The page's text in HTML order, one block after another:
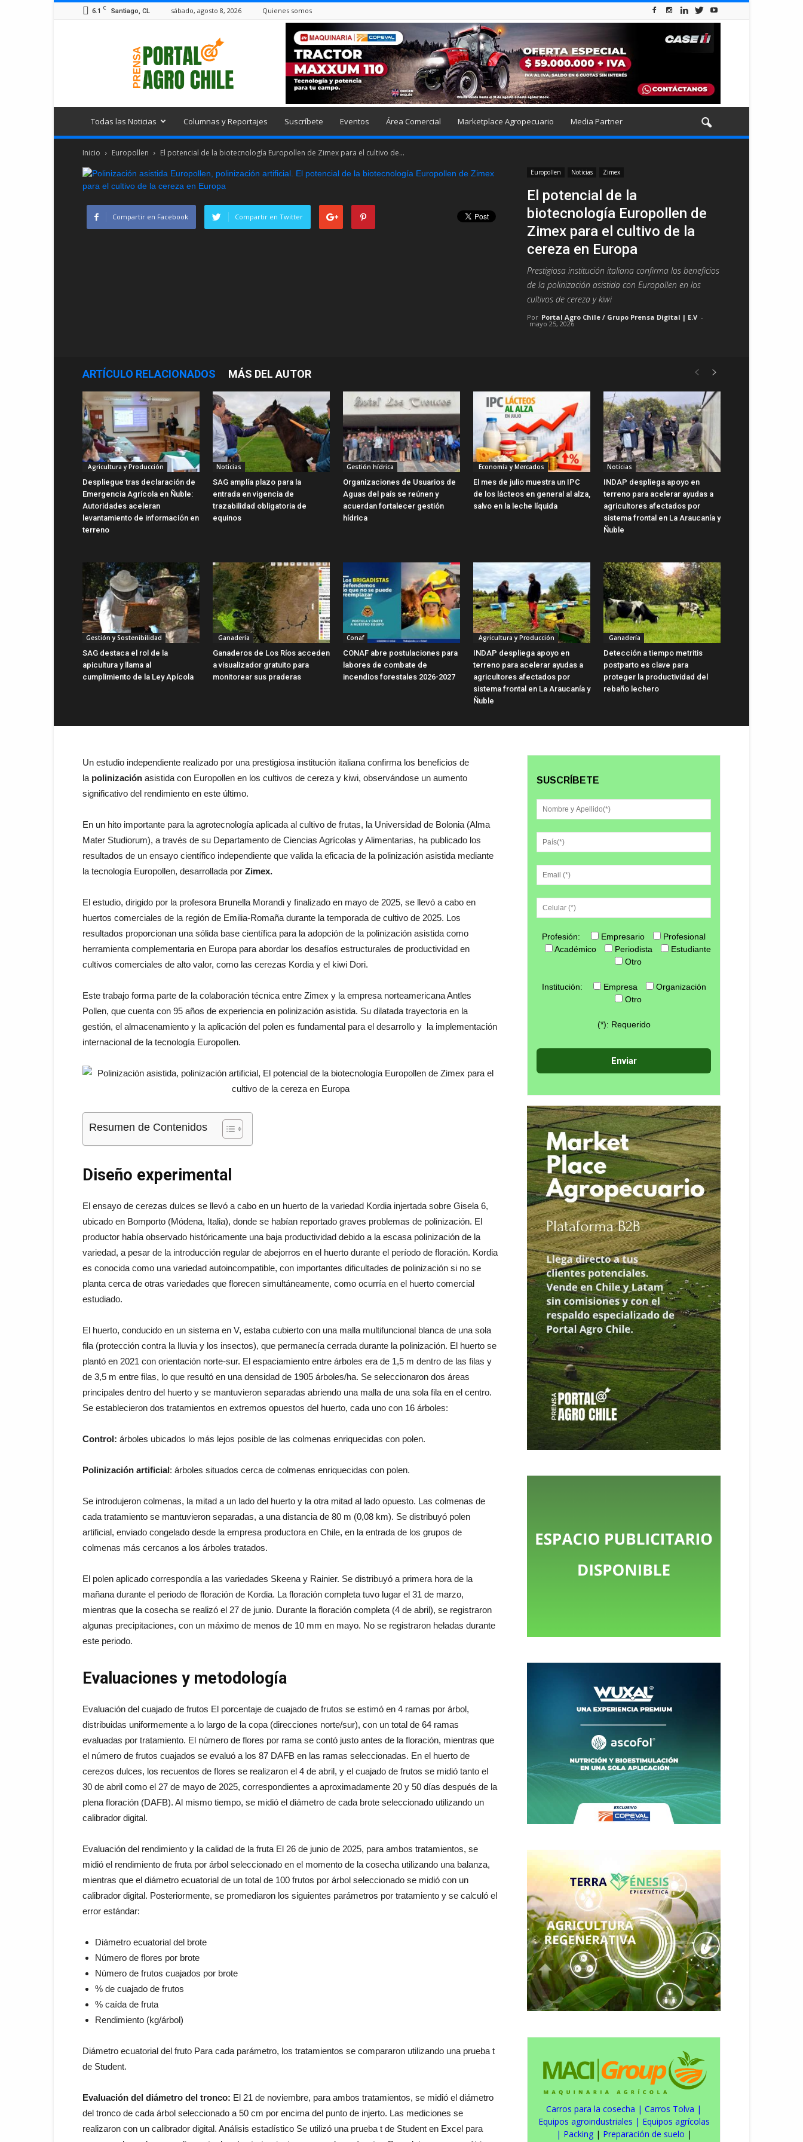
6.1 C Santiago, CL sábado, agosto 8, 2026 Quienes somos
Todas las Noticias Columnas y Reportajes Suscríbete Eventos Área Comercial Marketplace Agropecuario Media Partner
Inicio Europollen El potencial de la biotecnología Europollen de Zimex para el cultivo de...
Europollen Noticias Zimex
El potencial de la
biotecnología Europollen de
Zimex para el cultivo de la
cereza en Europa
Prestigiosa institución italiana confirma los beneficios
de la polinización asistida con Europollen en los
cultivos de cereza y kiwi
Por Portal Agro Chile / Grupo Prensa Digital | E.V -
mayo 25, 2026
Compartir en Facebook Compartir en Twitter
ARTÍCULO RELACIONADOS MÁS DEL AUTOR
Agricultura y Producción
Despliegue tras declaración de
Emergencia Agrícola en Ñuble:
Autoridades aceleran
levantamiento de información en
terreno
Noticias
SAG amplía plazo para la
entrada en vigencia de
trazabilidad obligatoria de
equinos
Gestión hídrica
Organizaciones de Usuarios de
Aguas del país se reúnen y
acuerdan fortalecer gestión
hídrica
Economía y Mercados
El mes de julio muestra un IPC
de los lácteos en general al alza,
salvo en la leche líquida
Noticias
INDAP despliega apoyo en
terreno para acelerar ayudas a
agricultores afectados por
sistema frontal en La Araucanía y
Ñuble
Gestión y Sostenibilidad
SAG destaca el rol de la
apicultura y llama al
cumplimiento de la Ley Apícola
Ganadería
Ganaderos de Los Ríos acceden
a visualizador gratuito para
monitorear sus praderas
Conaf
CONAF abre postulaciones para
labores de combate de
incendios forestales 2026-2027
Agricultura y Producción
INDAP despliega apoyo en
terreno para acelerar ayudas a
agricultores afectados por
sistema frontal en La Araucanía y
Ñuble
Ganadería
Detección a tiempo metritis
postparto es clave para
proteger la productividad del
rebaño lechero
Un estudio independiente realizado por una prestigiosa institución italiana confirma los beneficios de
la polinización asistida con Europollen en los cultivos de cereza y kiwi, observándose un aumento
significativo del rendimiento en este último.
En un hito importante para la agrotecnología aplicada al cultivo de frutas, la Universidad de Bolonia (Alma
Mater Studiorum), a través de su Departamento de Ciencias Agrícolas y Alimentarias, ha publicado los
resultados de un ensayo científico independiente que valida la eficacia de la polinización asistida mediante
la tecnología Europollen, desarrollada por Zimex.
El estudio, dirigido por la profesora Brunella Morandi y finalizado en mayo de 2025, se llevó a cabo en
huertos comerciales de la región de Emilia-Romaña durante la temporada de cultivo de 2025. Los
resultados proporcionan una sólida base científica para la adopción de la polinización asistida como
herramienta complementaria en Europa para abordar los desafíos estructurales de productividad en
cultivos comerciales de alto valor, como las cerezas Kordia y el kiwi Dori.
Este trabajo forma parte de la colaboración técnica entre Zimex y la empresa norteamericana Antles
Pollen, que cuenta con 95 años de experiencia en polinización asistida. Su dilatada trayectoria en la
gestión, el almacenamiento y la aplicación del polen es fundamental para el desarrollo y la implementación
internacional de la tecnología Europollen.
Resumen de Contenidos
Diseño experimental
El ensayo de cerezas dulces se llevó a cabo en un huerto de la variedad Kordia injertada sobre Gisela 6,
ubicado en Bomporto (Módena, Italia), donde se habían reportado graves problemas de polinización. El
productor había observado históricamente una baja productividad debido a la escasa polinización de la
variedad, a pesar de la introducción regular de abejorros en el huerto durante el período de floración. Kordia
es conocida como una variedad autoincompatible, con importantes dificultades de polinización si no se
planta cerca de otras variedades que florecen simultáneamente, como ocurría en el huerto comercial
estudiado.
El huerto, conducido en un sistema en V, estaba cubierto con una malla multifuncional blanca de una sola
fila (protección contra la lluvia y los insectos), que permanecía cerrada durante la polinización. El huerto se
plantó en 2021 con orientación norte-sur. El espaciamiento entre árboles era de 1,5 m dentro de las filas y
de 3,5 m entre filas, lo que resultó en una densidad de 1905 árboles/ha. Se seleccionaron dos áreas
principales dentro del huerto y se mantuvieron separadas abriendo una malla de una sola fila en el centro.
Se establecieron dos tratamientos en extremos opuestos del huerto, cada uno con 16 árboles:
Control: árboles ubicados lo más lejos posible de las colmenas enriquecidas con polen.
Polinización artificial: árboles situados cerca de colmenas enriquecidas con polen.
Se introdujeron colmenas, la mitad a un lado del huerto y la otra mitad al lado opuesto. Las colmenas de
cada tratamiento se mantuvieron separadas, a una distancia de 80 m (0,08 km). Se distribuyó polen
artificial, enviado congelado desde la empresa productora en Chile, en la entrada de los grupos de
colmenas más cercanos a los árboles tratados.
El polen aplicado correspondía a las variedades Skeena y Rainier. Se distribuyó a primera hora de la
mañana durante el periodo de floración de Kordia. La floración completa tuvo lugar el 31 de marzo,
mientras que la cosecha se realizó el 27 de junio. Durante la floración completa (4 de abril), se registraron
algunas precipitaciones, con un máximo de menos de 10 mm en mayo. No se registraron heladas durante
este periodo.
Evaluaciones y metodología
Evaluación del cuajado de frutos El porcentaje de cuajado de frutos se estimó en 4 ramas por árbol,
distribuidas uniformemente a lo largo de la copa (direcciones norte/sur), con un total de 64 ramas
evaluadas por tratamiento. El número de flores por rama se contó justo antes de la floración, mientras que
el número de frutos cuajados se evaluó a los 87 DAFB en las ramas seleccionadas. En el huerto de
cerezos dulces, los recuentos de flores se realizaron el 4 de abril, y el cuajado de frutos se midió tanto el
30 de abril como el 27 de mayo de 2025, correspondientes a aproximadamente 20 y 50 días después de la
plena floración (DAFB). Al mismo tiempo, se midió el diámetro de cada brote seleccionado utilizando un
calibrador digital.
Evaluación del rendimiento y la calidad de la fruta El 26 de junio de 2025, para ambos tratamientos, se
midió el rendimiento de fruta por árbol seleccionado en el momento de la cosecha utilizando una balanza,
mientras que el diámetro ecuatorial de un total de 100 frutos por árbol seleccionado se midió con un
calibrador digital. Posteriormente, se promediaron los siguientes parámetros por tratamiento y se calculó el
error estándar:
Diámetro ecuatorial del brote
Número de flores por brote
Número de frutos cuajados por brote
% de cuajado de frutos
% caída de fruta
Rendimiento (kg/árbol)
Diámetro ecuatorial del fruto Para cada parámetro, los tratamientos se compararon utilizando una prueba t
de Student.
Evaluación del diámetro del tronco: El 21 de noviembre, para ambos tratamientos, se midió el diámetro
del tronco de cada árbol seleccionado a 50 cm por encima del punto de injerto. Las mediciones se
realizaron con un calibrador digital. Análisis estadístico Se utilizó una prueba t de Student en Excel para
SUSCRÍBETE
Profesión: Empresario
Profesional
Académico
Periodista
Estudiante
Otro
Institución: Empresa
Organización
Otro
(*): Requerido
Carros para la cosecha | Carros Tolva |
Equipos agroindustriales | Equipos agrícolas
| Packing| Preparación de suelo |